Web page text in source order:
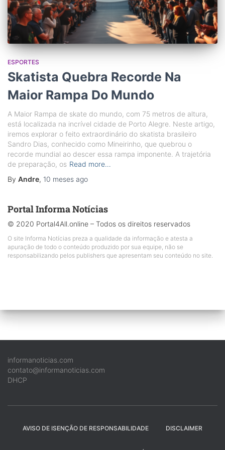
ESPORTES
Skatista Quebra Recorde Na
Maior Rampa Do Mundo
A Maior Rampa de skate do mundo, com 75 metros de altura,
está localizada na incrível cidade de Porto Alegre. Neste artigo,
iremos explorar o feito extraordinário do skatista brasileiro
Sandro Dias, conhecido como Mineirinho, que quebrou o
recorde mundial ao descer essa rampa imponente. A trajetória
de preparação, os Read more…
By Andre, 10 meses ago
Portal Informa Notícias
© 2020 Portal4All.online – Todos os direitos reservados
O site Informa Notícias preza a qualidade da informação e atesta a
apuração de todo o conteúdo produzido por sua equipe, não se
responsabilizando pelos publishers que apresentam seu conteúdo no site.
informanoticias.com
contato@informanoticias.com
DHCP
AVISO DE ISENÇÃO DE RESPONSABILIDADE DISCLAIMER